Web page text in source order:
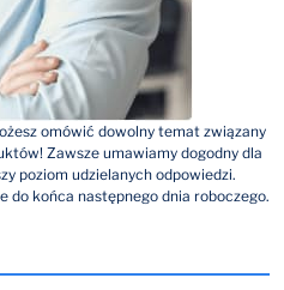
omówić dowolny temat związany
Zawsze umawiamy dogodny dla
poziom udzielanych odpowiedzi.
do końca następnego dnia roboczego.